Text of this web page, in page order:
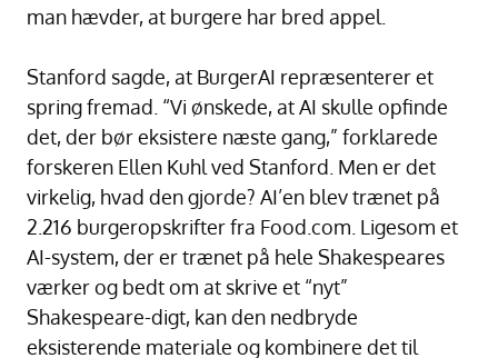
man hævder, at burgere har bred appel.
Stanford sagde, at BurgerAI repræsenterer et
spring fremad. “Vi ønskede, at AI skulle opfinde
det, der bør eksistere næste gang,” forklarede
forskeren Ellen Kuhl ved Stanford. Men er det
virkelig, hvad den gjorde? AI’en blev trænet på
2.216 burgeropskrifter fra Food.com. Ligesom et
AI-system, der er trænet på hele Shakespeares
værker og bedt om at skrive et “nyt”
Shakespeare-digt, kan den nedbryde
eksisterende materiale og kombinere det til